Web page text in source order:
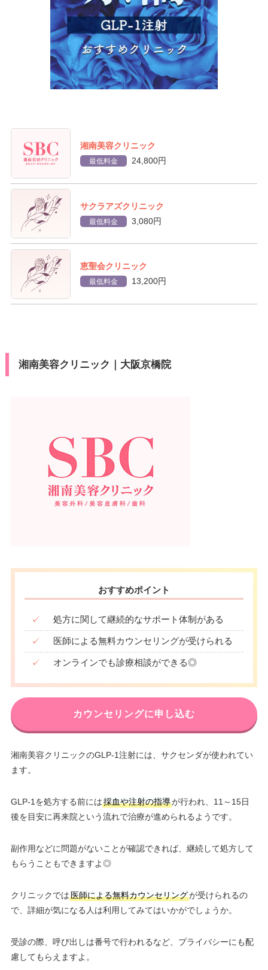
湘南美容クリニック
最低料金 24,800円
サクラアズクリニック
最低料金 3,080円
恵聖会クリニック
最低料金 13,200円
湘南美容クリニック｜大阪京橋院
おすすめポイント
✓ 処方に関して継続的なサポート体制がある
✓ 医師による無料カウンセリングが受けられる
✓ オンラインでも診療相談ができる◎
カウンセリングに申し込む
湘南美容クリニックのGLP-1注射には、サクセンダが使われてい
ます。
GLP-1を処方する前には採血や注射の指導が行われ、11～15日
後を目安に再来院という流れで治療が進められるようです。
副作用などに問題がないことが確認できれば、継続して処方して
もらうこともできますよ◎
クリニックでは医師による無料カウンセリングが受けられるの
で、詳細が気になる人は利用してみてはいかがでしょうか。
受診の際、呼び出しは番号で行われるなど、プライバシーにも配
慮してもらえますよ。